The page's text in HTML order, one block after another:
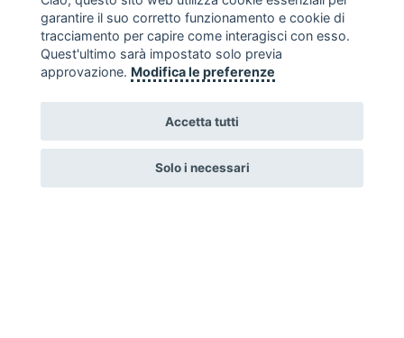
Artisti all'Elba
Il progetto intende promuovere il lavoro e
garantire il suo corretto funzionamento e cookie di
tracciamento per capire come interagisci con esso.
Quest'ultimo sarà impostato solo previa
approvazione. Modifica le preferenze
Accetta tutti
Solo i necessari